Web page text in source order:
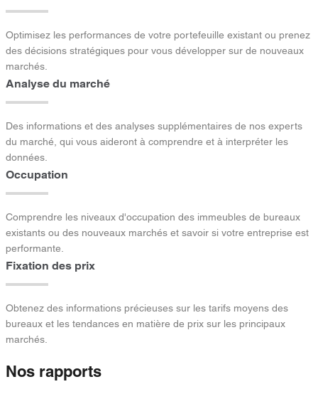
Optimisez les performances de votre portefeuille existant ou prenez
des décisions stratégiques pour vous développer sur de nouveaux
marchés.
Analyse du marché
Des informations et des analyses supplémentaires de nos experts
du marché, qui vous aideront à comprendre et à interpréter les
données.
Occupation
Comprendre les niveaux d'occupation des immeubles de bureaux
existants ou des nouveaux marchés et savoir si votre entreprise est
performante.
Fixation des prix
Obtenez des informations précieuses sur les tarifs moyens des
bureaux et les tendances en matière de prix sur les principaux
marchés.
Nos rapports